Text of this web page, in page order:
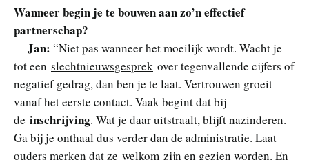
Wanneer begin je te bouwen aan zo’n effectief
partnerschap?
Jan: “Niet pas wanneer het moeilijk wordt. Wacht je
tot een slechtnieuwsgesprek over tegenvallende cijfers of
negatief gedrag, dan ben je te laat. Vertrouwen groeit
vanaf het eerste contact. Vaak begint dat bij
de inschrijving. Wat je daar uitstraalt, blijft nazinderen.
Ga bij je onthaal dus verder dan de administratie. Laat
ouders merken dat ze welkom zijn en gezien worden. En